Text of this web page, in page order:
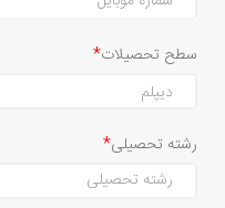
سطح تحصیلات
رشته تحصیلی